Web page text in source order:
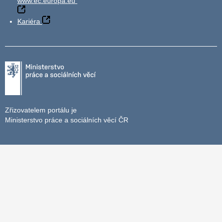
Kariéra
Zřizovatelem portálu je
Ministerstvo práce a sociálních věcí ČR